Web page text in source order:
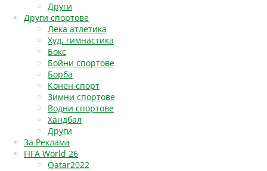
Други
Други спортове
Лека атлетика
Худ. гимнастика
Бокс
Бойни спортове
Борба
Конен спорт
Зимни спортове
Водни спортове
Хандбал
Други
За Реклама
FIFA World 26
Qatar2022